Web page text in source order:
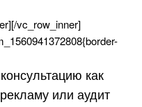
vc_row_inner]
как
или аудит